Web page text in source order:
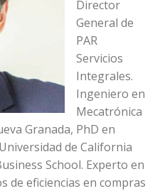
Director
General de
PAR
Servicios
Integrales.
Ingeniero en
Mecatrónica
Granada, PhD en
de California
School. Experto en
de eficiencias en compras